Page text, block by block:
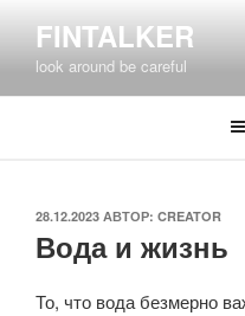
содержимому
FINTALKER
look around be careful
ОПУБЛИКОВАНО
28.12.2023 АВТОР: CREATOR
Вода и жизнь
То, что вода безмерно